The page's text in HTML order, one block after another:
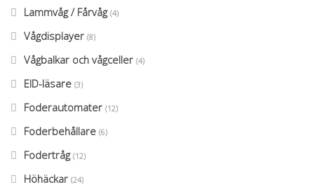
Lammvåg / Fårvåg (4)
Vågdisplayer (8)
Vågbalkar och vågceller (4)
EID-läsare (3)
Foderautomater (12)
Foderbehållare (6)
Fodertråg (12)
Höhäckar (24)